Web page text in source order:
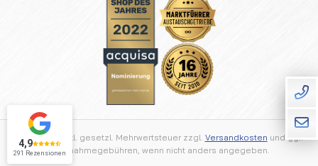
Alle Preise inkl. gesetzl. Mehrwertsteuer zzgl. Versandkosten und ggf.
Nachnahmegebühren, wenn nicht anders angegeben.
4,9
291 Rezensionen